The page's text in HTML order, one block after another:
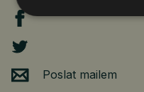
Poslat mailem